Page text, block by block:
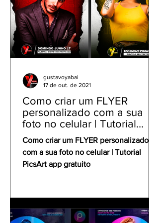
Como criar um FLYER
personalizado com a sua
foto no celular | Tutorial
PicsArt app gratuito
Como criar um FLYER personalizado
com a sua foto no celular | Tutorial
PicsArt app gratuito
gustavoyabai
17 de out. de 2021